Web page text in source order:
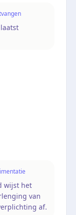
wijst het
van
af.